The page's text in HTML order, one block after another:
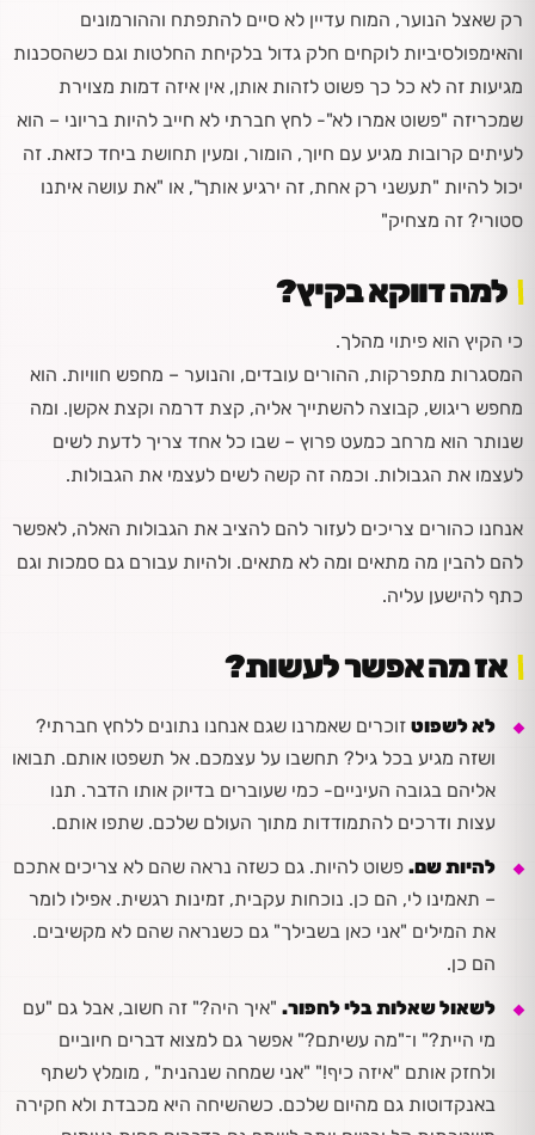
רק שאצל הנוער, המוח עדיין לא סיים להתפתח וההורמונים
והאימפולסיביות לוקחים חלק גדול בלקיחת החלטות וגם כשהסכנות
מגיעות זה לא כל כך פשוט לזהות אותן, אין איזה דמות מצוירת
שמכריזה "פשוט אמרו לא"- לחץ חברתי לא חייב להיות בריוני – הוא
לעיתים קרובות מגיע עם חיוך, הומור, ומעין תחושת ביחד כזאת. זה
יכול להיות "תעשני רק אחת, זה ירגיע אותך", או "את עושה איתנו
סטורי? זה מצחיק"
למה דווקא בקיץ?
כי הקיץ הוא פיתוי מהלך.
המסגרות מתפרקות, ההורים עובדים, והנוער – מחפש חוויות. הוא
מחפש ריגוש, קבוצה להשתייך אליה, קצת דרמה וקצת אקשן. ומה
שנותר הוא מרחב כמעט פרוץ – שבו כל אחד צריך לדעת לשים
לעצמו את הגבולות. וכמה זה קשה לשים לעצמי את הגבולות.
אנחנו כהורים צריכים לעזור להם להציב את הגבולות האלה, לאפשר
להם להבין מה מתאים ומה לא מתאים. ולהיות עבורם גם סמכות וגם
כתף להישען עליה.
אז מה אפשר לעשות?
לא לשפוט זוכרים שאמרנו שגם אנחנו נתונים ללחץ חברתי?
ושזה מגיע בכל גיל? תחשבו על עצמכם. אל תשפטו אותם. תבואו
אליהם בגובה העיניים- כמי שעוברים בדיוק אותו הדבר. תנו
עצות ודרכים להתמודדות מתוך העולם שלכם. שתפו אותם.
להיות שם. פשוט להיות. גם כשזה נראה שהם לא צריכים אתכם
– תאמינו לי, הם כן. נוכחות עקבית, זמינות רגשית. אפילו לומר
את המילים "אני כאן בשבילך" גם כשנראה שהם לא מקשיבים.
הם כן.
לשאול שאלות בלי לחפור. "איך היה?" זה חשוב, אבל גם "עם
מי היית?" ו־"מה עשיתם?" אפשר גם למצוא דברים חיוביים
ולחזק אותם "איזה כיף!" "אני שמחה שנהנית" , מומלץ לשתף
באנקדוטות גם מהיום שלכם. כשהשיחה היא מכבדת ולא חקירה